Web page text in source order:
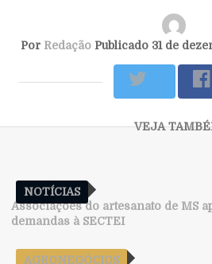
Por Redação Publicado 31 de
NOTÍCIAS
Associações do artesanato de MS
demandas à SECTEI
AGRONEGÓCIOS